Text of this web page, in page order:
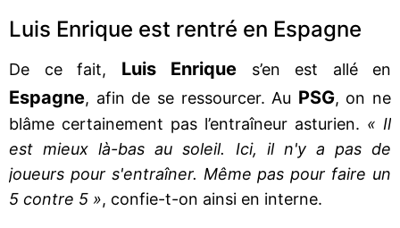
Luis Enrique est rentré en Espagne
De ce fait, Luis Enrique s’en est allé en
Espagne, afin de se ressourcer. Au PSG, on ne
blâme certainement pas l’entraîneur asturien. « Il
est mieux là-bas au soleil. Ici, il n'y a pas de
joueurs pour s'entraîner. Même pas pour faire un
5 contre 5 », confie-t-on ainsi en interne.